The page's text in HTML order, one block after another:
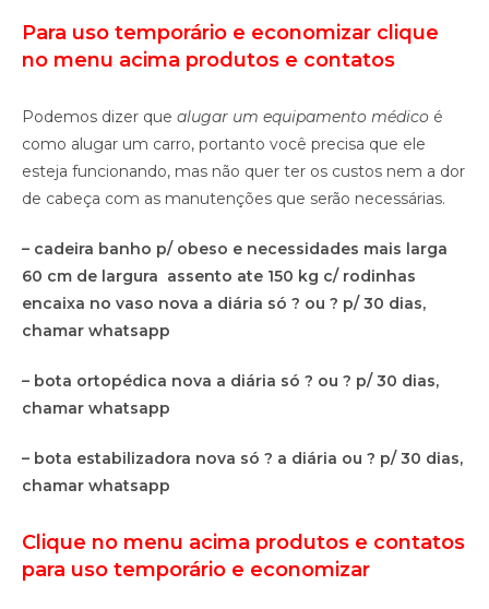
Para uso temporário e economizar clique
no menu acima produtos e contatos
Podemos dizer que alugar um equipamento médico é
como alugar um carro, portanto você precisa que ele
esteja funcionando, mas não quer ter os custos nem a dor
de cabeça com as manutenções que serão necessárias.
– cadeira banho p/ obeso e necessidades mais larga
60 cm de largura assento ate 150 kg c/ rodinhas
encaixa no vaso nova a diária só ? ou ? p/ 30 dias,
chamar whatsapp
– bota ortopédica nova a diária só ? ou ? p/ 30 dias,
chamar whatsapp
– bota estabilizadora nova só ? a diária ou ? p/ 30 dias,
chamar whatsapp
Clique no menu acima produtos e contatos
para uso temporário e economizar